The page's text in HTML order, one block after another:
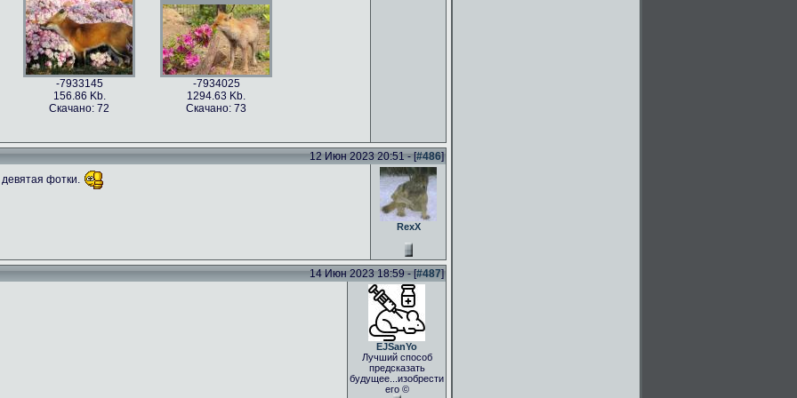
фото (19)
Kb.
65
Kb.
69
894.95 Kb.
Скачано: 59
-7933145
156.86 Kb.
Скачано: 72
-7934025
1294.63 Kb.
Скачано: 73
167.18 Kb.
Скачано: 79
12 Июн 2023 20:51 - [#486]
фотки.
RexX
14 Июн 2023 18:59 - [#487]
EJSanYo
Лучший способ
предсказать
будущее...изобрести
его ©